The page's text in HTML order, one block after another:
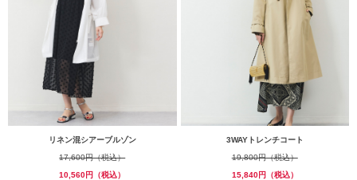
リネン混シアーブルゾン
17,600円（税込）
10,560円（税込）
3WAYトレンチコート
19,800円（税込）
15,840円（税込）